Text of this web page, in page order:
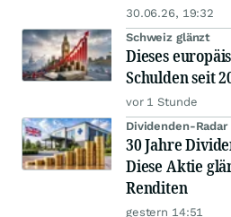
30.06.26, 19:32
Schweiz glänzt
Dieses
Schulden seit
vor 1 Stunde
Dividenden-Radar
30 Jahre
Diese Aktie
Renditen
gestern 14:51